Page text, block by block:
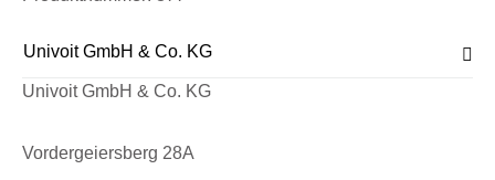
Univoit GmbH & Co. KG
Univoit GmbH & Co. KG
Vordergeiersberg 28A